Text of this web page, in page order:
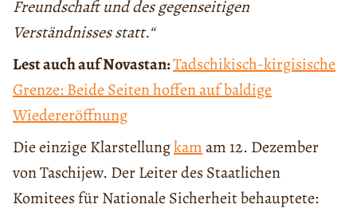
Freundschaft und des gegenseitigen
Verständnisses statt.“
Lest auch auf Novastan:Tadschikisch-kirgisische
Grenze: Beide Seiten hoffen auf baldige
Wiedereröffnung
Die einzige Klarstellungkamam 12. Dezember
von Taschijew. Der Leiter des Staatlichen
Komitees für Nationale Sicherheit behauptete: